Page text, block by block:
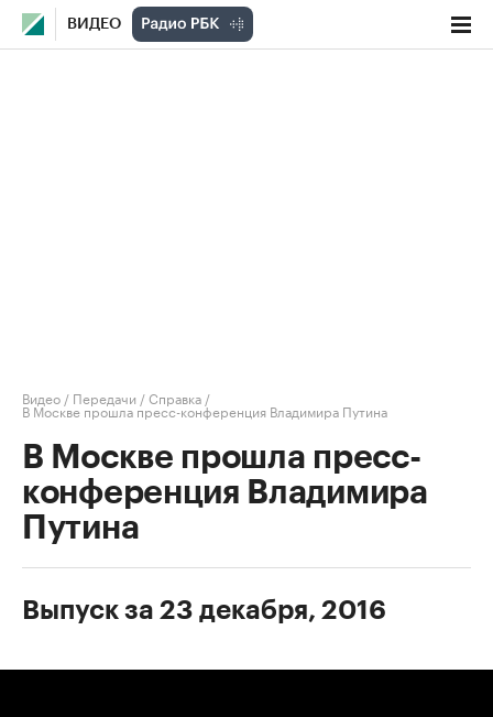
ВИДЕО
Видео / Передачи /Справка /
В Москве прошла пресс-конференция Владимира Путина
В Москве прошла пресс-
конференция Владимира
Путина
Выпуск за 23 декабря, 2016